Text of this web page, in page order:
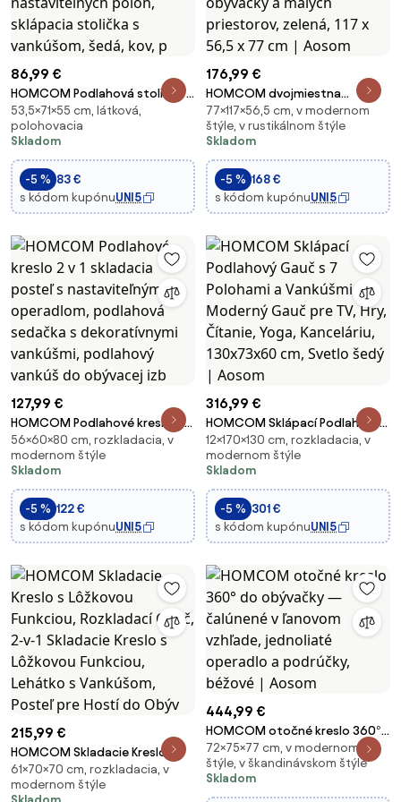
86,99 €
HOMCOM Podlahová stolička 3
v 1 - Skladacia podlahová
stolička s opierkou chrbta, 13
nastaviteľných polôh, sklápacia
stolička s vankúšom, šedá, kov,
p
53,5×71×55 cm, látková,
polohovacia
Skladom
-5 % 83 €
s kódom kupónuUNI5
176,99 €
HOMCOM dvojmiestna
sedačka v zamatovom vzhľade
— moderná čalúnená sedačka
do obývačky a malých
priestorov, zelená, 117 x 56,5 x
77 cm | Aosom
77×117×56,5 cm, v modernom
štýle, v rustikálnom štýle
Skladom
-5 % 168 €
s kódom kupónuUNI5
127,99 €
HOMCOM Podlahové kreslo 2 v
1 skladacia posteľ s
nastaviteľným operadlom,
podlahová sedačka s
dekoratívnymi vankúšmi,
podlahový vankúš do obývacej
izb
56×60×80 cm, rozkladacia, v
modernom štýle
Skladom
-5 % 122 €
s kódom kupónuUNI5
316,99 €
HOMCOM Sklápací Podlahový
Gauč s 7 Polohami a Vankúšmi,
Moderný Gauč pre TV, Hry,
Čítanie, Yoga, Kanceláriu,
130x73x60 cm, Svetlo šedý |
Aosom
12×170×130 cm, rozkladacia, v
modernom štýle
Skladom
-5 % 301 €
s kódom kupónuUNI5
215,99 €
HOMCOM Skladacie Kreslo s
Lôžkovou Funkciou, Rozkladací
Gauč, 2-v-1 Skladacie Kreslo s
61×70×70 cm, rozkladacia, v
modernom štýle
444,99 €
HOMCOM otočné kreslo 360°
do obývačky — čalúnené v
ľanovom vzhľade, jednoliaté
operadlo a podrúčky, béžové |
72×75×77 cm, v modernom
štýle, v škandinávskom štýle
Skladom